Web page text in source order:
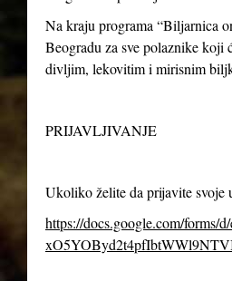
Na kraju programa “Biljarnica
Beogradu za sve polaznike
divljim, lekovitim i mirisnim
PRIJAVLJIVANJE
Ukoliko želite da prijavite svoje
https://docs.google.com/forms/